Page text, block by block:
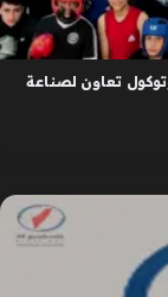
تعاون لصناعة